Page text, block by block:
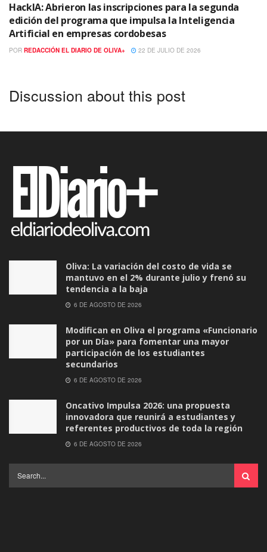
HackIA: Abrieron las inscripciones para la segunda
edición del programa que impulsa la Inteligencia
Artificial en empresas cordobesas
POR REDACCIÓN EL DIARIO DE OLIVA+ 22 DE JULIO DE 2026
Discussion about this post
Oliva: La variación del costo de vida se
mantuvo en el 2% durante julio y frenó su
tendencia a la baja
6 DE AGOSTO DE 2026
Modifican en Oliva el programa «Funcionario
por un Día» para fomentar una mayor
participación de los estudiantes
secundarios
6 DE AGOSTO DE 2026
Oncativo Impulsa 2026: una propuesta
innovadora que reunirá a estudiantes y
referentes productivos de toda la región
6 DE AGOSTO DE 2026